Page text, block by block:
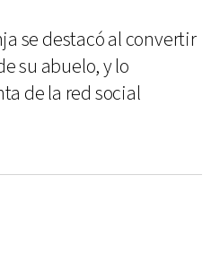
se destacó al convertir
su abuelo, y lo
de la red social